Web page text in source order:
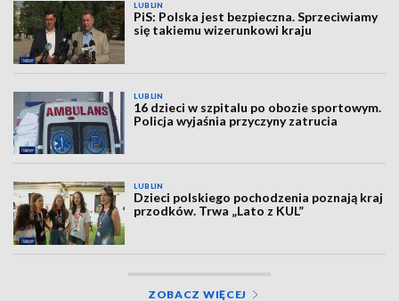
LUBLIN
PiS: Polska jest bezpieczna. Sprzeciwiamy
się takiemu wizerunkowi kraju
LUBLIN
16 dzieci w szpitalu po obozie sportowym.
Policja wyjaśnia przyczyny zatrucia
LUBLIN
Dzieci polskiego pochodzenia poznają kraj
przodków. Trwa „Lato z KUL”
ZOBACZ WIĘCEJ